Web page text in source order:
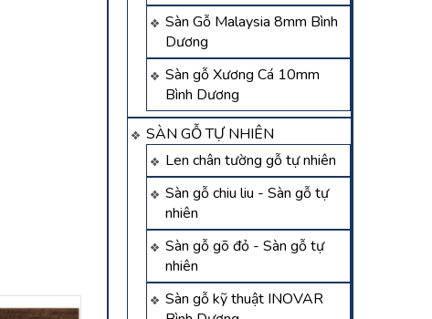
Sàn Gỗ Malaysia 8mm Bình
Dương
Sàn gỗ Xương Cá 10mm
Bình Dương
SÀN GỖ TỰ NHIÊN
Len chân tường gỗ tự nhiên
Sàn gỗ chiu liu - Sàn gỗ tự
nhiên
Sàn gỗ gõ đỏ - Sàn gỗ tự
nhiên
Sàn gỗ kỹ thuật INOVAR